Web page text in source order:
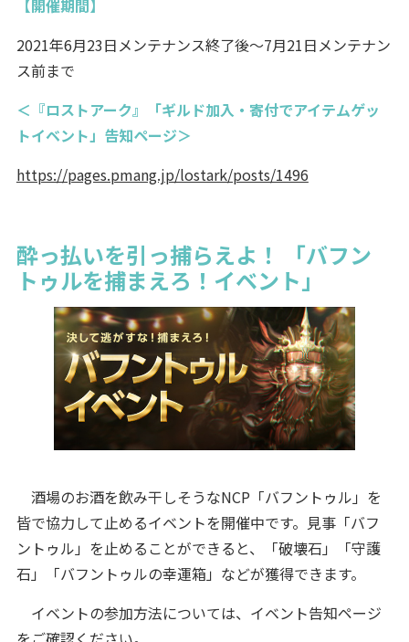
【開催期間】
2021年6月23日メンテナンス終了後～7月21日メンテナン
ス前まで
＜『ロストアーク』「ギルド加入・寄付でアイテムゲッ
トイベント」告知ページ＞
https://pages.pmang.jp/lostark/posts/1496
酔っ払いを引っ捕らえよ！ 「バフン
トゥルを捕まえろ！イベント」
酒場のお酒を飲み干しそうなNCP「バフントゥル」を
皆で協力して止めるイベントを開催中です。見事「バフ
ントゥル」を止めることができると、「破壊石」「守護
石」「バフントゥルの幸運箱」などが獲得できます。
イベントの参加方法については、イベント告知ページ